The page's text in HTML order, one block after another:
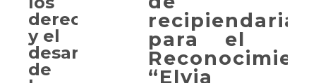
recipiendaria
para el
“Elvia
derechos
y el
desarrollo
de